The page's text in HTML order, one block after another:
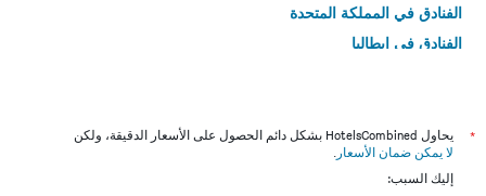
الفنادق في المملكة المتحدة
الفنادق في إيطاليا
*
يحاول HotelsCombined بشكل دائم الحصول على الأسعار الدقيقة، ولكن
لا يمكن ضمان الأسعار .
إليك السبب: